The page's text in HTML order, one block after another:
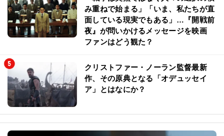
み重ねで始まる」「いま、私たちが直
面している現実でもある」…『開戦前
夜』が問いかけるメッセージを映画
ファンはどう観た？
クリストファー・ノーラン監督最新
作、その原典となる「オデュッセイ
ア」とはなにか？